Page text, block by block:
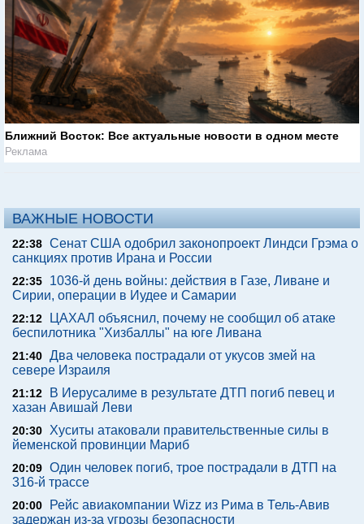
Ближний Восток: Все актуальные новости в одном месте
Реклама
ВАЖНЫЕ НОВОСТИ
22:38 Сенат США одобрил законопроект Линдси Грэма о
санкциях против Ирана и России
22:35
1036-й день войны: действия в Газе, Ливане и
Сирии, операции в Иудее и Самарии
22:12
ЦАХАЛ объяснил, почему не сообщил об атаке
беспилотника "Хизбаллы" на юге Ливана
21:40 Два человека пострадали от укусов змей на
севере Израиля
21:12
В Иерусалиме в результате ДТП погиб певец и
хазан Авишай Леви
20:30 Хуситы атаковали правительственные силы в
йеменской провинции Мариб
20:09 Один человек погиб, трое пострадали в ДТП на
316-й трассе
20:00
Рейс авиакомпании Wizz из Рима в Тель-Авив
задержан из-за угрозы безопасности